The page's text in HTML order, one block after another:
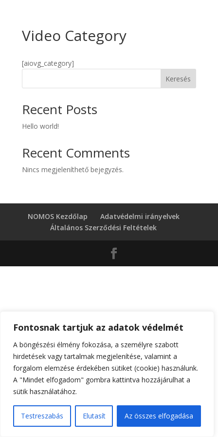
Fontosnak tartjuk az adatok védelmét
A böngészési élmény fokozása, a személyre szabott
hirdetések vagy tartalmak megjelenítése, valamint a
forgalom elemzése érdekében sütiket (cookie) használunk.
A "Mindet elfogadom" gombra kattintva hozzájárulhat a
sütik használatához.
Testreszabás Elutasít Az összes elfogadása
Video Category
[aiovg_category]
Keresés
Recent Posts
Hello world!
Recent Comments
Nincs megjeleníthető bejegyzés.
NOMOS Kezdőlap
Adatvédelmi irányelvek
Általános Szerződési Feltételek